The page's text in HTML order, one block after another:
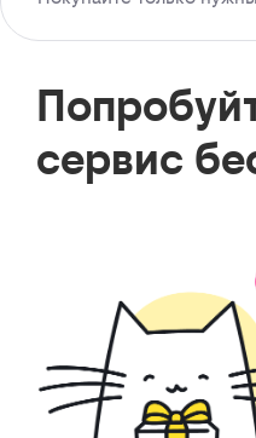
сервис